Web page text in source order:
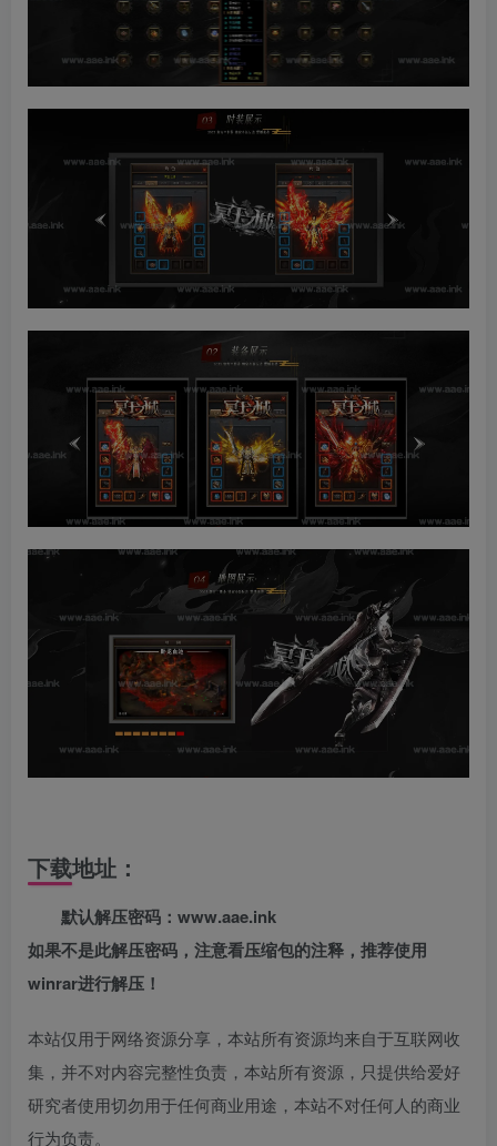
下载地址：
默认解压密码：www.aae.ink
如果不是此解压密码，注意看压缩包的注释，推荐使用
winrar进行解压！
本站仅用于网络资源分享，本站所有资源均来自于互联网收
集，并不对内容完整性负责，本站所有资源，只提供给爱好
研究者使用切勿用于任何商业用途，本站不对任何人的商业
行为负责。